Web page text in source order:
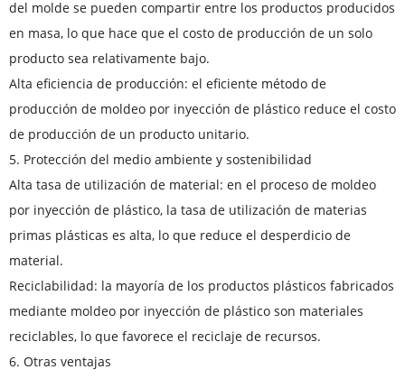
del molde se pueden compartir entre los productos producidos
en masa, lo que hace que el costo de producción de un solo
producto sea relativamente bajo.
Alta eficiencia de producción: el eficiente método de
producción de moldeo por inyección de plástico reduce el costo
de producción de un producto unitario.
5. Protección del medio ambiente y sostenibilidad
Alta tasa de utilización de material: en el proceso de moldeo
por inyección de plástico, la tasa de utilización de materias
primas plásticas es alta, lo que reduce el desperdicio de
material.
Reciclabilidad: la mayoría de los productos plásticos fabricados
mediante moldeo por inyección de plástico son materiales
reciclables, lo que favorece el reciclaje de recursos.
6. Otras ventajas